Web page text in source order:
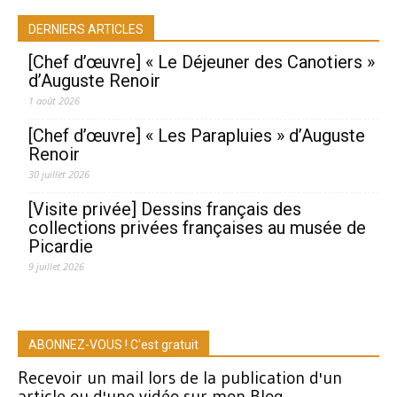
DERNIERS ARTICLES
[Chef d’œuvre] « Le Déjeuner des Canotiers »
d’Auguste Renoir
1 août 2026
[Chef d’œuvre] « Les Parapluies » d’Auguste
Renoir
30 juillet 2026
[Visite privée] Dessins français des
collections privées françaises au musée de
Picardie
9 juillet 2026
ABONNEZ-VOUS ! C'est gratuit
Recevoir un mail lors de la publication d'un